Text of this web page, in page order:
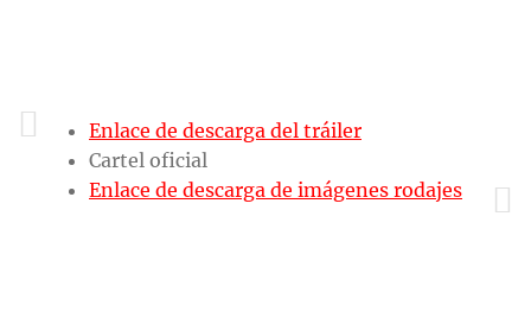
Enlace de descarga del tráiler
Cartel oficial
Enlace de descarga de imágenes rodajes